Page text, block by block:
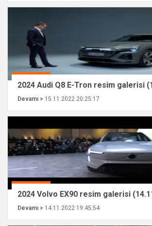
2024 Audi Q8 E-Tron resim galerisi
Devamı > 15.11.2022 20:25:17
2024 Volvo EX90 resim galerisi
Devamı > 14.11.2022 19:45:54